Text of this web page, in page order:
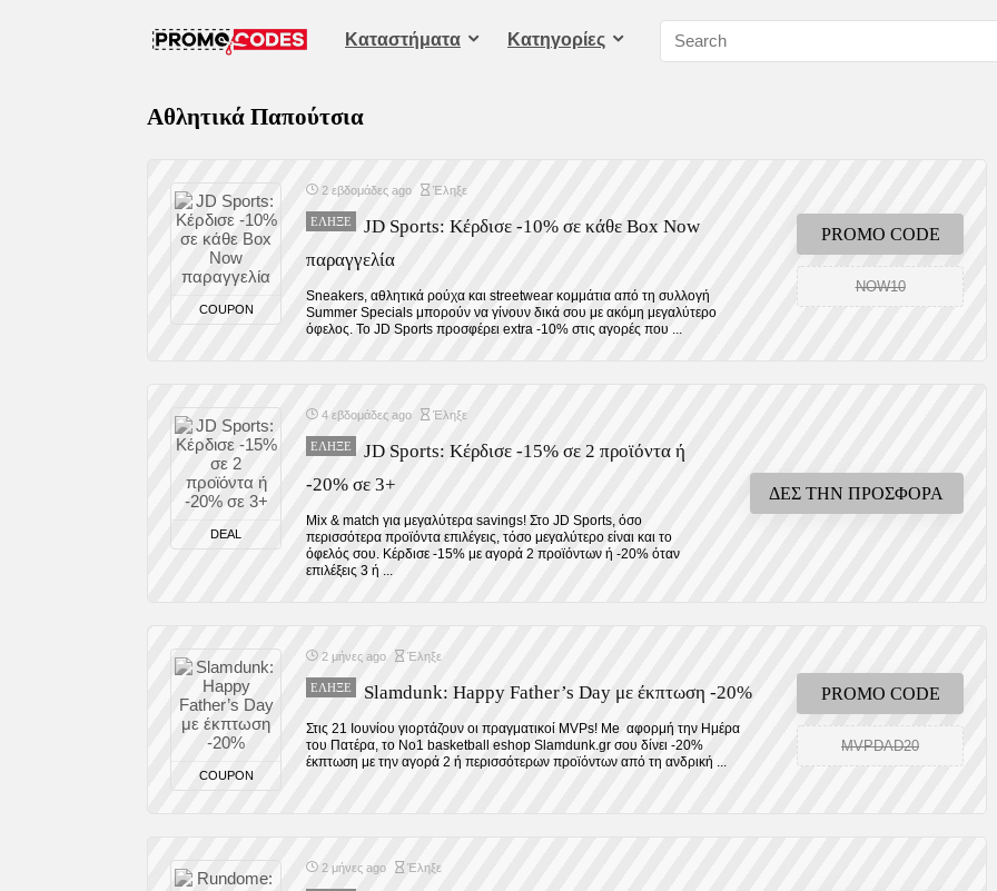
Καταστήματα Kατηγορίες
Αθλητικά Παπούτσια
COUPON
2 εβδομάδες ago Έληξε
ΈΛΗΞΕ
JD Sports: Κέρδισε -10% σε κάθε Box Now
παραγγελία
Sneakers, αθλητικά ρούχα και streetwear κομμάτια από τη συλλογή
Summer Specials μπορούν να γίνουν δικά σου με ακόμη μεγαλύτερο
όφελος. Το JD Sports προσφέρει extra -10% στις αγορές που ...
PROMO CODE
NOW10
DEAL
4 εβδομάδες ago Έληξε
ΈΛΗΞΕ
JD Sports: Κέρδισε -15% σε 2 προϊόντα ή
-20% σε 3+
Mix & match για μεγαλύτερα savings! Στο JD Sports, όσο
περισσότερα προϊόντα επιλέγεις, τόσο μεγαλύτερο είναι και το
όφελός σου. Κέρδισε -15% με αγορά 2 προϊόντων ή -20% όταν
επιλέξεις 3 ή ...
ΔΕΣ ΤΗΝ ΠΡΟΣΦΟΡΑ
COUPON
2 μήνες ago Έληξε
ΈΛΗΞΕ Slamdunk: Happy Father’s Day με έκπτωση -20%
Στις 21 Ιουνίου γιορτάζουν οι πραγματικοί MVPs! Me αφορμή την Ημέρα
του Πατέρα, το No1 basketball eshop Slamdunk.gr σου δίνει -20%
έκπτωση με την αγορά 2 ή περισσότερων προϊόντων από τη ανδρική ...
PROMO CODE
MVPDAD20
2 μήνες ago Έληξε